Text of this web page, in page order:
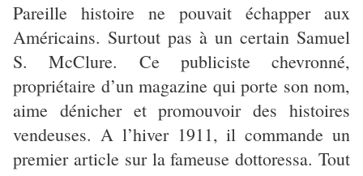
Pareille histoire ne pouvait échapper aux
Américains. Surtout pas à un certain Samuel
S. McClure. Ce publiciste chevronné,
propriétaire d’un magazine qui porte son nom,
aime dénicher et promouvoir des histoires
vendeuses. A l’hiver 1911, il commande un
premier article sur la fameuse dottoressa. Tout